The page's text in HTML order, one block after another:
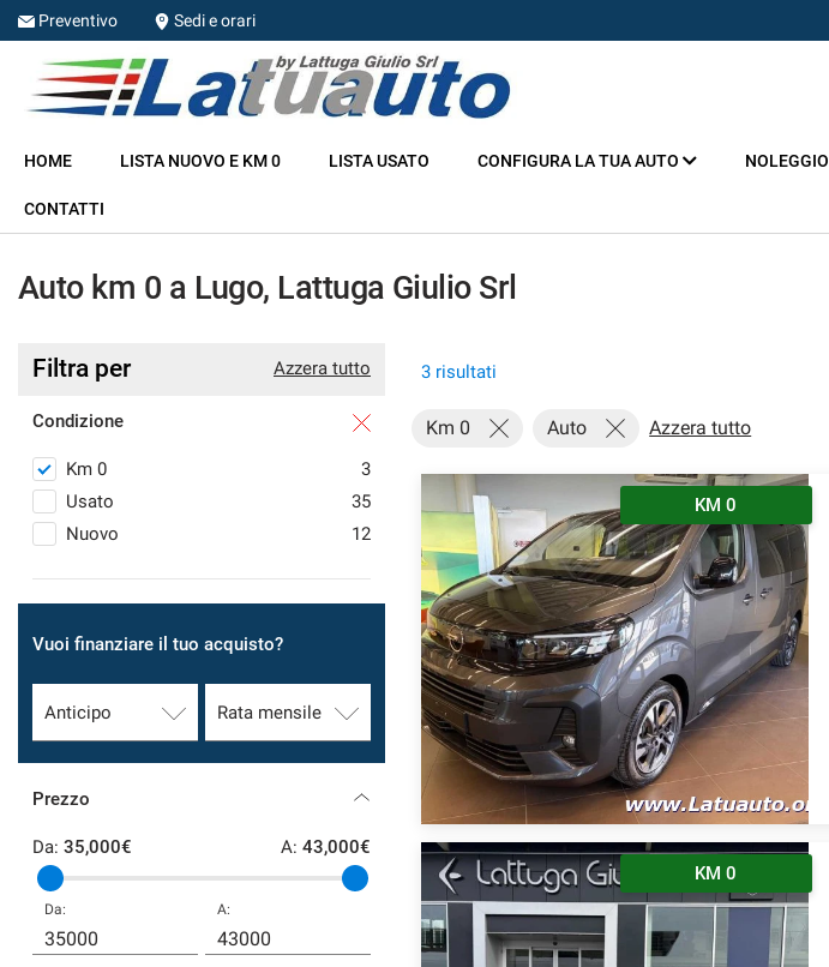
HOME
NOLEGGIO
ASSISTENZA
SERVIZI
DICONO DI NOI
CONTATTI
Preventivo Sedi e orari
HOME LISTA NUOVO E KM 0 LISTA USATO CONFIGURA LA TUA AUTO NOLEGGIO
CONTATTI
Auto km 0 a Lugo, Lattuga Giulio Srl
Azzera tutto
Filtra per
Condizione
Km 0
3
Usato
35
Nuovo
12
Vuoi finanziare il tuo acquisto?
Prezzo
Da: 35,000€ A: 43,000€
Da: A:
3 risultati
Km 0 Auto Azzera tutto
KM 0
KM 0